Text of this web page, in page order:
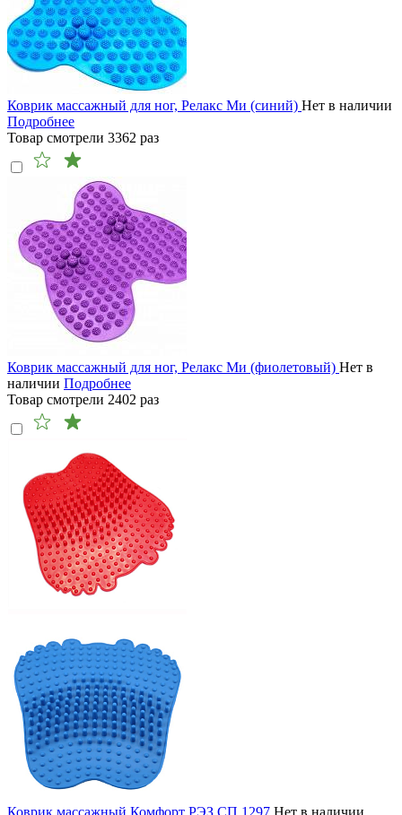
Коврик массажный для ног, Релакс Ми (синий) Нет в наличии
Подробнее
Товар смотрели 3362 раз
Коврик массажный для ног, Релакс Ми (фиолетовый) Нет в
наличии Подробнее
Товар смотрели 2402 раз
Коврик массажный Комфорт РЭЗ СП 1297 Нет в наличии